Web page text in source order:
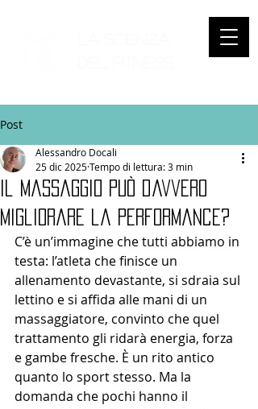
Post
il massaggio può davvero
migliorare la performance?
Alessandro Docali
25 dic 2025Tempo di lettura: 3 min
C’è un’immagine che tutti abbiamo in
testa: l’atleta che finisce un
allenamento devastante, si sdraia sul
lettino e si affida alle mani di un
massaggiatore, convinto che quel
trattamento gli ridarà energia, forza
e gambe fresche. È un rito antico
quanto lo sport stesso. Ma la
domanda che pochi hanno il